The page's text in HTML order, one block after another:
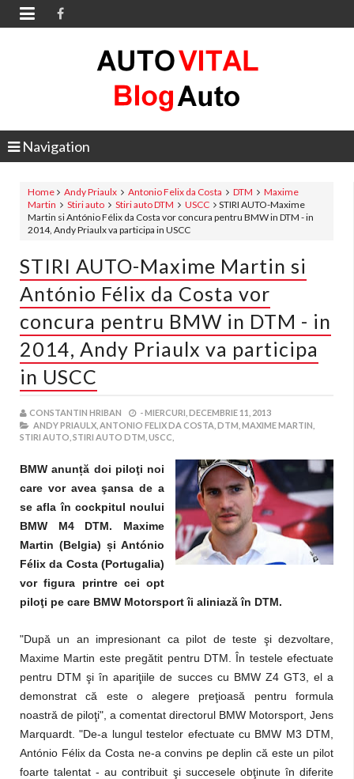

Navigation
Home Andy Priaulx Antonio Felix da Costa DTM
Maxime
Martin
Stiri auto Stiri auto DTM USCC
STIRI AUTO-Maxime
Martin si António Félix da Costa vor concura pentru BMW in DTM - in
2014, Andy Priaulx va participa in USCC
STIRI AUTO-Maxime Martin si
António Félix da Costa vor
concura pentru BMW in DTM - in
2014, Andy Priaulx va participa
in USCC
CONSTANTIN HRIBAN -MIERCURI, DECEMBRIE 11, 2013
ANDY PRIAULX, ANTONIO FELIX DA COSTA, DTM, MAXIME MARTIN,
STIRI AUTO, STIRI AUTO DTM, USCC,
BMW anunță doi piloţi noi
care vor avea şansa de a
se afla în cockpitul noului
BMW M4 DTM. Maxime
Martin (Belgia) și António
Félix da Costa (Portugalia)
vor figura printre cei opt
piloţi pe care BMW Motorsport îi aliniază în DTM.
"După un an impresionant ca pilot de teste şi dezvoltare,
Maxime Martin este pregătit pentru DTM. În testele efectuate
pentru DTM şi în apariţiile de succes cu BMW Z4 GT3, el a
demonstrat că este o alegere preţioasă pentru formula
noastră de piloţi", a comentat directorul BMW Motorsport, Jens
Marquardt. "De-a lungul testelor efectuate cu BMW M3 DTM,
António Félix da Costa ne-a convins pe deplin că este un pilot
foarte talentat - au contribuit şi succesele obţinute în diferite